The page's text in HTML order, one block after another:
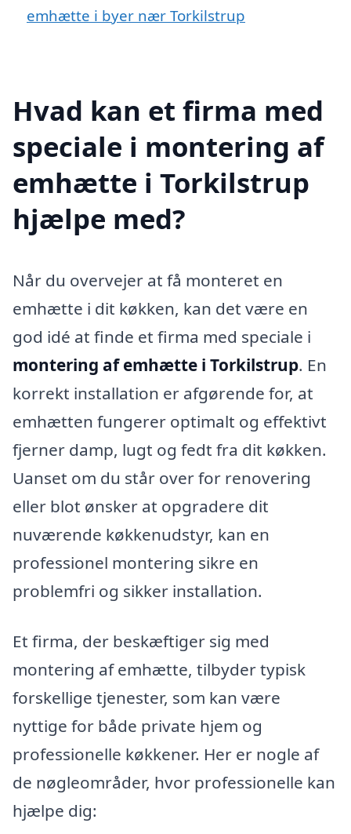
emhætte i byer nær Torkilstrup
Hvad kan et firma med
speciale i montering af
emhætte i Torkilstrup
hjælpe med?
Når du overvejer at få monteret en
emhætte i dit køkken, kan det være en
god idé at finde et firma med speciale i
montering af emhætte i Torkilstrup. En
korrekt installation er afgørende for, at
emhætten fungerer optimalt og effektivt
fjerner damp, lugt og fedt fra dit køkken.
Uanset om du står over for renovering
eller blot ønsker at opgradere dit
nuværende køkkenudstyr, kan en
professionel montering sikre en
problemfri og sikker installation.
Et firma, der beskæftiger sig med
montering af emhætte, tilbyder typisk
forskellige tjenester, som kan være
nyttige for både private hjem og
professionelle køkkener. Her er nogle af
de nøgleområder, hvor professionelle kan
hjælpe dig: